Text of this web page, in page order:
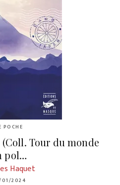
POCHE
Tour du monde
pol…
Haquet
2024